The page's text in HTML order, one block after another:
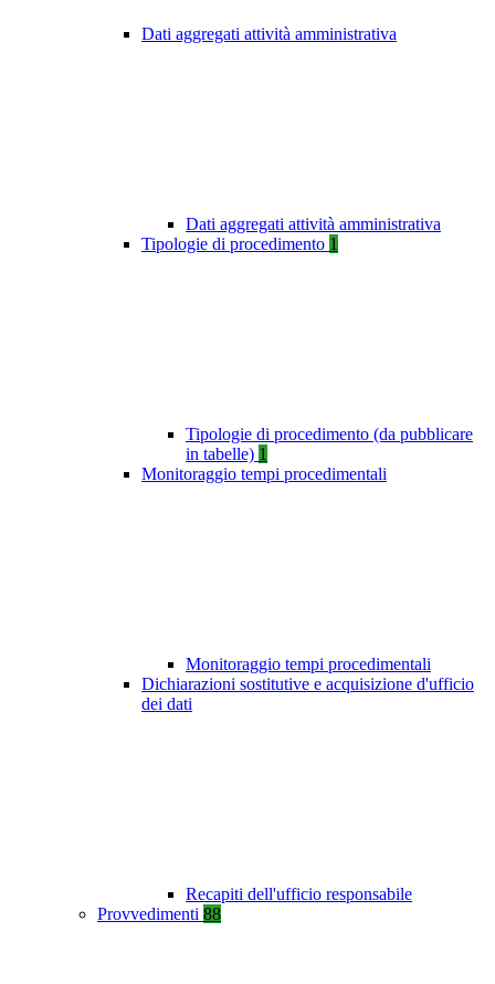
Dati aggregati attività amministrativa
Dati aggregati attività amministrativa
Tipologie di procedimento 1
Tipologie di procedimento (da pubblicare
in tabelle) 1
Monitoraggio tempi procedimentali
Monitoraggio tempi procedimentali
Dichiarazioni sostitutive e acquisizione d'ufficio
dei dati
Recapiti dell'ufficio responsabile
Provvedimenti 88